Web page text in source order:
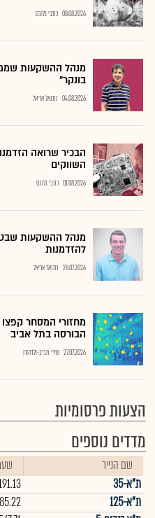
08.08.2026 כתבי גלובס
מנהל ההשקעות
בונקר"
04.08.2026 נתנאל אריאל
הבכיר שרואה
השווקים
01.08.2026 כתבי גלובס
מנהל ההשקעות
להזדמנות
28.07.2026 נתנאל אריאל
מחזורי המסחר
הבורסה בתל אביב
27.07.2026 שירי חביב-ולדהורן
הצעות פרסומיות
מדדים נוספים
שם הנייר
ת"א-35
ת"א-125